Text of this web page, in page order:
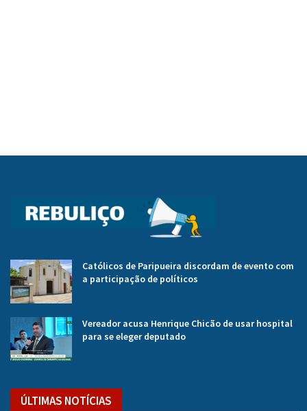
Católicos de Paripueira discordam de evento com
a participação de políticos
Vereador acusa Henrique Chicão de usar hospital
para se eleger deputado
ÚLTIMAS NOTÍCIAS